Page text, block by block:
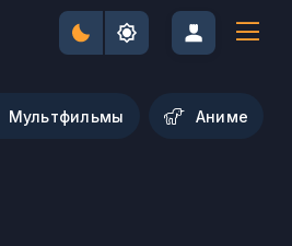
Мультфильмы Aниме